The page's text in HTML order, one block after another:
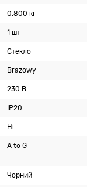
0.800 кг
1 шт
Стекло
Brazowy
230 В
IP20
Ні
A to G
Чорний